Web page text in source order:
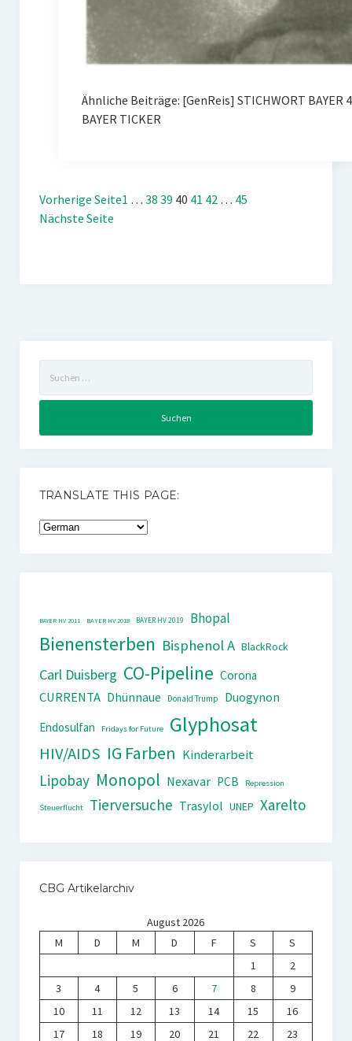
Ähnliche Beiträge: [GenReis] STICHWORT
BAYER TICKER
Vorherige Seite1 … 38 39 40 41 42 … 45
Nächste Seite
nach:
TRANSLATE THIS PAGE:
BAYER HV 2011 BAYER HV 2018 BAYER HV 2019 Bhopal
Bienensterben Bisphenol A BlackRock
Carl Duisberg CO-Pipeline Corona
CURRENTA Dhünnaue Donald Trump
Duogynon
Endosulfan
Fridays for Future Glyphosat
HIV/AIDS IG Farben Kinderarbeit
Lipobay Monopol Nexavar PCB Repression
Steuerflucht Tierversuche Trasylol UNEP Xarelto
CBG Artikelarchiv
August 2026
M
D M D F S
S
1
2
3
4 5 6 7 8
9
10
11 12 13 14 15
16
17
18 19 20 21 22 23